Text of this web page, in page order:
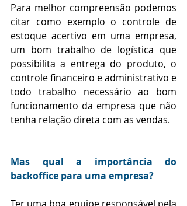
Para melhor compreensão podemos
citar como exemplo o controle de
estoque acertivo em uma empresa,
um bom trabalho de logística que
possibilita a entrega do produto, o
controle financeiro e administrativo e
todo trabalho necessário ao bom
funcionamento da empresa que não
tenha relação direta com as vendas.
Mas qual a importância do
backoffice para uma empresa?
Ter uma boa equipe responsável pela